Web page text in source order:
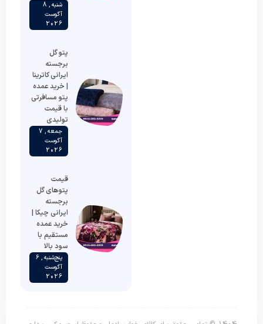
شنبه , 8
آگوست
2026
پتو گل
برجسته
ایرانی کاترینا
| خرید عمده
پتو مسافرتی
با قیمت
تولیدی
جمعه , 7
آگوست
2026
قیمت
پتوهای گل
برجسته
ایرانی چیکا |
خرید عمده
مستقیم با
سود بالا
پنج‌شنبه , 6
آگوست
2026